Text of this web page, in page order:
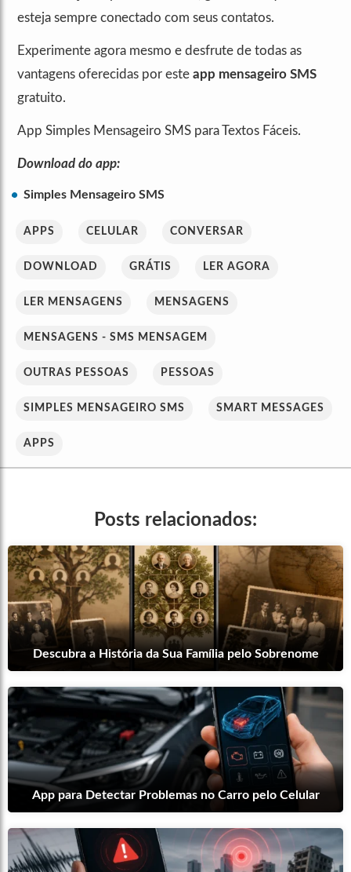
esteja sempre conectado com seus contatos.
Experimente agora mesmo e desfrute de todas as
vantagens oferecidas por este app mensageiro SMS
gratuito.
App Simples Mensageiro SMS para Textos Fáceis.
Download do app:
Simples Mensageiro SMS
APPS CELULAR CONVERSAR
DOWNLOAD GRÁTIS LER AGORA
LER MENSAGENS MENSAGENS
MENSAGENS - SMS MENSAGEM
OUTRAS PESSOAS PESSOAS
SIMPLES MENSAGEIRO SMS SMART MESSAGES
APPS
Posts relacionados:
Descubra a História da Sua Família pelo Sobrenome
App para Detectar Problemas no Carro pelo Celular